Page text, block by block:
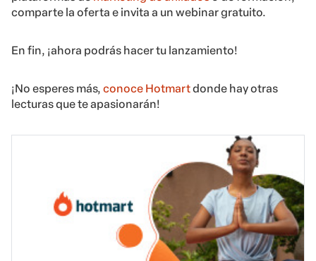
comparte la oferta e invita a un webinar gratuito.
En fin, ¡ahora podrás hacer tu lanzamiento!
¡No esperes más, conoce Hotmartdonde hay otras
lecturas que te apasionarán!